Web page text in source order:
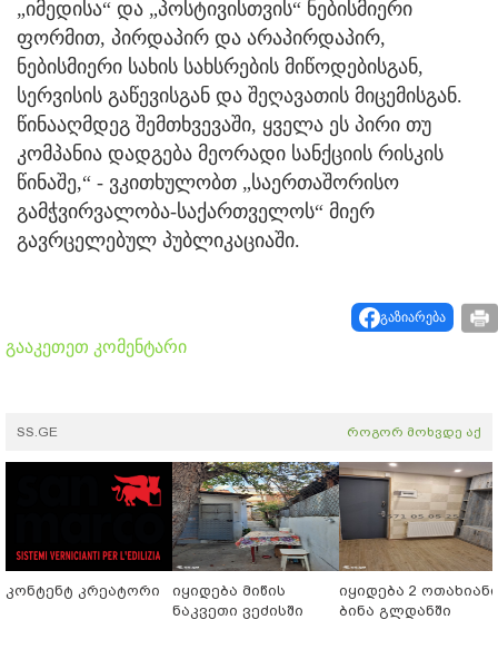
„იმედისა“ და „პოსტივისთვის“ ნებისმიერი
ფორმით, პირდაპირ და არაპირდაპირ,
ნებისმიერი სახის სახსრების მიწოდებისგან,
სერვისის გაწევისგან და შეღავათის მიცემისგან.
წინააღმდეგ შემთხვევაში, ყველა ეს პირი თუ
კომპანია დადგება მეორადი სანქციის რისკის
წინაშე,“ - ვკითხულობთ „საერთაშორისო
გამჭვირვალობა-საქართველოს“ მიერ
გავრცელებულ პუბლიკაციაში.
გაზიარება
გააკეთეთ კომენტარი
SS.GE როგორ მოხვდე აქ
კონტენტ კრეატორი
იყიდება მიწის
ნაკვეთი ვეძისში
იყიდება 2 ოთახიანი
ბინა გლდანში